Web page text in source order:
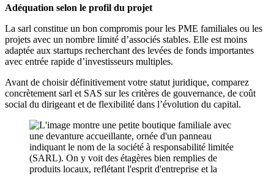
Adéquation selon le profil du projet
La sarl constitue un bon compromis pour les PME familiales ou les
projets avec un nombre limité d’associés stables. Elle est moins
adaptée aux startups recherchant des levées de fonds importantes
avec entrée rapide d’investisseurs multiples.
Avant de choisir définitivement votre statut juridique, comparez
concrètement sarl et SAS sur les critères de gouvernance, de coût
social du dirigeant et de flexibilité dans l’évolution du capital.